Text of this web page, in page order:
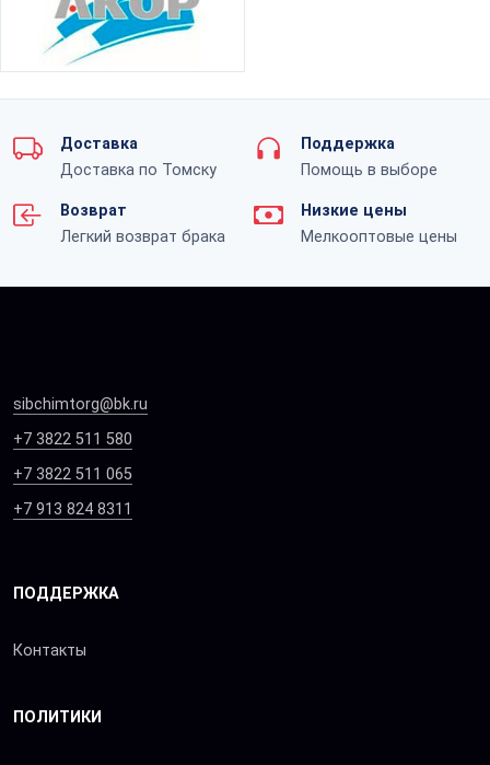
Доставка
Доставка по Томску
Поддержка
Помощь в выборе
Возврат
Легкий возврат брака
Низкие цены
Мелкооптовые цены
sibchimtorg@bk.ru
+7 3822 511 580
+7 3822 511 065
+7 913 824 8311
ПОДДЕРЖКА
Контакты
ПОЛИТИКИ